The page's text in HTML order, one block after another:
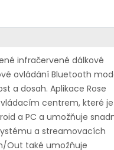
infračervené dálkové
ovládání Bluetooth
a dosah. Aplikace Rose
centrem, které
a PC a umožňuje
a streamovacích
Out také umožňuje